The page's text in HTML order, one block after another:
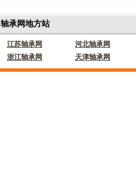
轴承网地方站
江苏轴承网 河北轴承网
浙江轴承网
天津轴承网